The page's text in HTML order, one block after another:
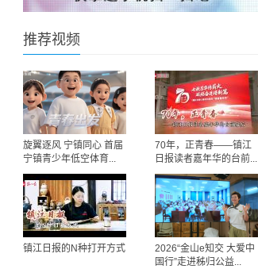
推荐视频
旋翼逐风 宁镇同心 首届
宁镇青少年低空体育...
70年，正青春——镇江
日报读者嘉年华的台前...
镇江日报的N种打开方式
2026“金山e知交 大爱中
国行”走进秭归公益...